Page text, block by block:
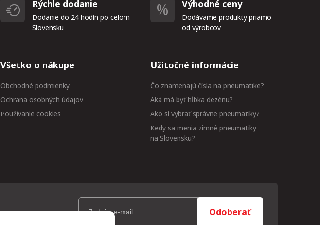
Rýchle dodanie
Dodanie do 24 hodín po celom
Slovensku
Výhodné ceny
Dodávame produkty priamo
od výrobcov
Všetko o nákupe
Obchodné podmienky
Ochrana osobných údajov
Používanie cookies
Užitočné informácie
Čo znamenajú čísla na pneumatike?
Aká má byť hĺbka dezénu?
Ako si vybrať správne pneumatiky?
Kedy sa menia zimné pneumatiky
na Slovensku?
Odoberať